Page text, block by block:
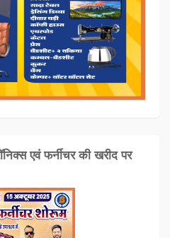
एवं फर्नीचर की खरीद पर